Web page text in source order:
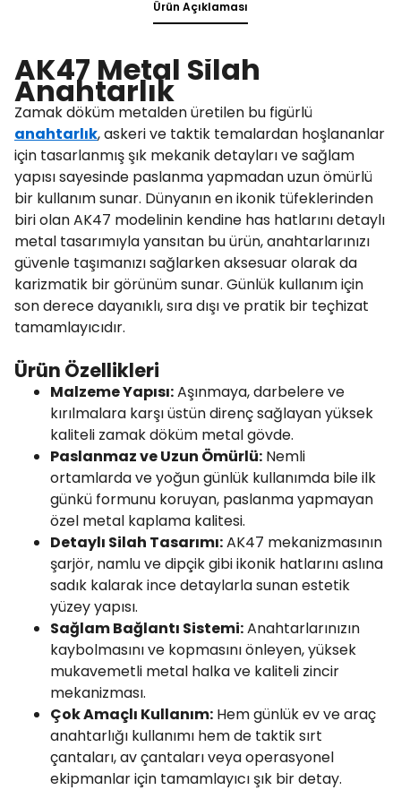
Ürün Açıklaması
AK47 Metal Silah
Anahtarlık
Zamak döküm metalden üretilen bu figürlü
anahtarlık, askeri ve taktik temalardan hoşlananlar
için tasarlanmış şık mekanik detayları ve sağlam
yapısı sayesinde paslanma yapmadan uzun ömürlü
bir kullanım sunar. Dünyanın en ikonik tüfeklerinden
biri olan AK47 modelinin kendine has hatlarını detaylı
metal tasarımıyla yansıtan bu ürün, anahtarlarınızı
güvenle taşımanızı sağlarken aksesuar olarak da
karizmatik bir görünüm sunar. Günlük kullanım için
son derece dayanıklı, sıra dışı ve pratik bir teçhizat
tamamlayıcıdır.
Ürün Özellikleri
Malzeme Yapısı:Aşınmaya, darbelere ve
kırılmalara karşı üstün direnç sağlayan yüksek
kaliteli zamak döküm metal gövde.
Paslanmaz ve Uzun Ömürlü: Nemli
ortamlarda ve yoğun günlük kullanımda bile ilk
günkü formunu koruyan, paslanma yapmayan
özel metal kaplama kalitesi.
Detaylı Silah Tasarımı:AK47 mekanizmasının
şarjör, namlu ve dipçik gibi ikonik hatlarını aslına
sadık kalarak ince detaylarla sunan estetik
yüzey yapısı.
Sağlam Bağlantı Sistemi:Anahtarlarınızın
kaybolmasını ve kopmasını önleyen, yüksek
mukavemetli metal halka ve kaliteli zincir
mekanizması.
Çok Amaçlı Kullanım: Hem günlük ev ve araç
anahtarlığı kullanımı hem de taktik sırt
çantaları, av çantaları veya operasyonel
ekipmanlar için tamamlayıcı şık bir detay.